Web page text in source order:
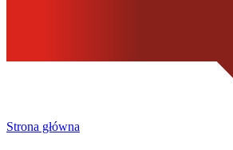
Strona główna